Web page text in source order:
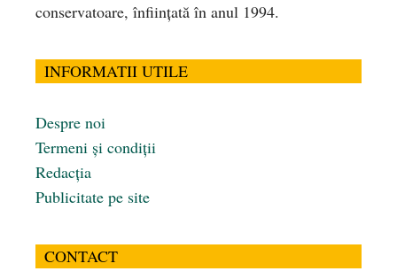
conservatoare, înfiinţată în anul 1994.
INFORMATII UTILE
Despre noi
Termeni și condiții
Redacția
Publicitate pe site
CONTACT